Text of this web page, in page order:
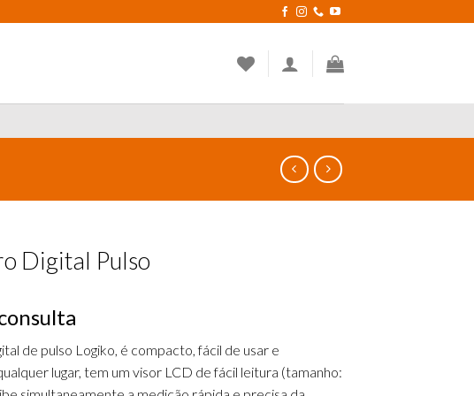
Digital Pulso
de pulso Logiko, é compacto, fácil de usar e
lugar, tem um visor LCD de fácil leitura (tamanho: